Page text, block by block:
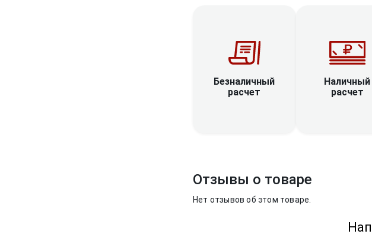
Безналичный
расчет
Наличный
расчет
Отзывы о товаре
Нет отзывов об этом товаре.